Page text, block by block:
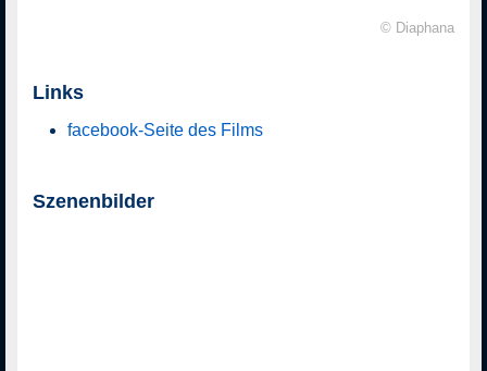
© Diaphana
Links
facebook-Seite des Films
Szenenbilder